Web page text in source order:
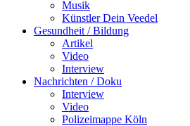
Musik
Künstler Dein Veedel
Gesundheit / Bildung
Artikel
Video
Interview
Nachrichten / Doku
Interview
Video
Polizeimappe Köln